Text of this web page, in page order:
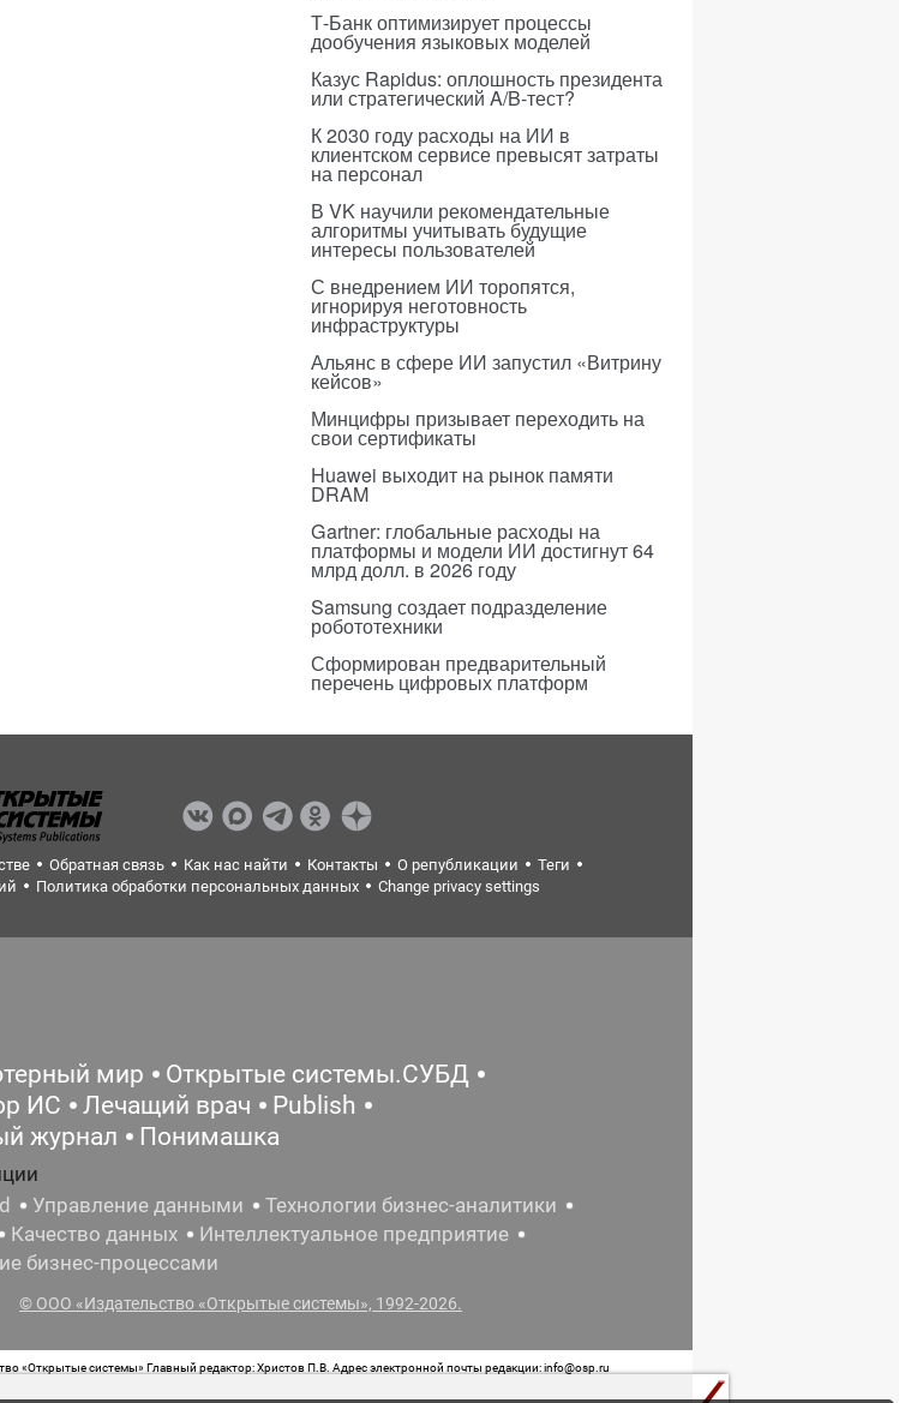
Т-Банк оптимизирует процессы
дообучения языковых моделей
Казус Rapidus: оплошность президента
или стратегический A/B-тест?
К 2030 году расходы на ИИ в
клиентском сервисе превысят затраты
на персонал
В VK научили рекомендательные
алгоритмы учитывать будущие
интересы пользователей
С внедрением ИИ торопятся,
игнорируя неготовность
инфраструктуры
Альянс в сфере ИИ запустил «Витрину
кейсов»
Минцифры призывает переходить на
свои сертификаты
Huawei выходит на рынок памяти
DRAM
Gartner: глобальные расходы на
платформы и модели ИИ достигнут 64
млрд долл. в 2026 году
Samsung создает подразделение
робототехники
Сформирован предварительный
перечень цифровых платформ
Обратная связь Как нас найти Контакты О републикации
Теги
Политика обработки персональных данных Change privacy settings
мир
Открытые системы.СУБД
ИС
Лечащий врач
Publish
журнал
Понимашка
Управление данными
Технологии бизнес-аналитики
Качество данных
Интеллектуальное предприятие
бизнес-процессами
© ООО «Издательство «Открытые системы», 1992-2026.
«Открытые системы» Главный редактор: Христов П.В. Адрес электронной почты редакции: info@osp.ru